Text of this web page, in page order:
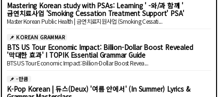
Mastering Korean study with PSAs: Learning ' -와/과 함께 '
금연치료사업 'Smoking Cessation Treatment Support' PSA'
Master Korean Public Health | 금연치료지원사업 (Smoking Cessati...
📌 KOREAN GRAMMAR
BTS US Tour Economic Impact: Billion-Dollar Boost Revealed
'막대한 효과' I TOPIK Essential Grammar Guide
BTS US Tour Economic Impact: Billion-Dollar Boost Revea...
📌 -만큼
K-Pop Korean | 듀스(Deux) '여름 안에서' (In Summer) Lyrics &